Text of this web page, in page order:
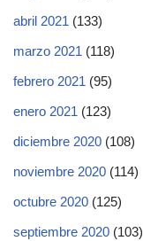
abril 2021 (133)
marzo 2021 (118)
febrero 2021 (95)
enero 2021 (123)
diciembre 2020 (108)
noviembre 2020 (114)
octubre 2020 (125)
septiembre 2020 (103)